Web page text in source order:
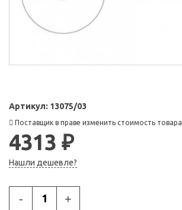
Артикул: 13075/03
Поставщик в праве изменить стоимость товара
4313 ₽
Нашли дешевле?
- +